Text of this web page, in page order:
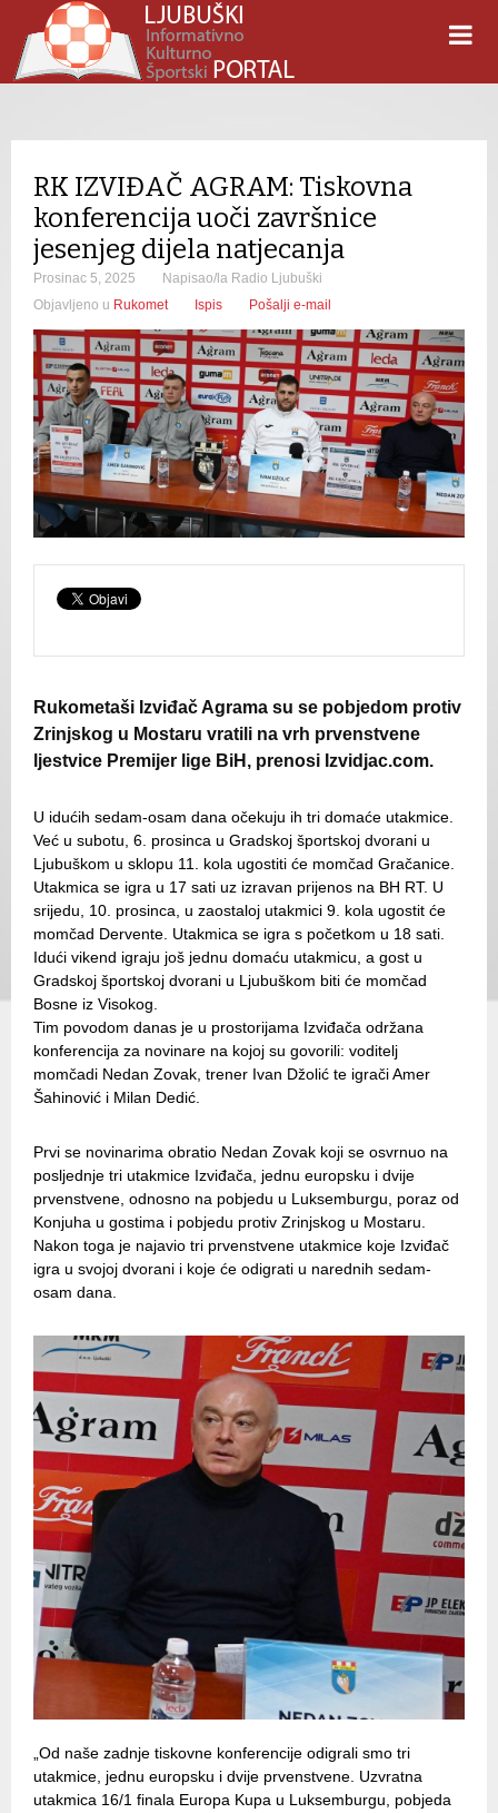
RK IZVIĐAČ AGRAM: Tiskovna
konferencija uoči završnice
jesenjeg dijela natjecanja
Prosinac 5, 2025
Napisao/la Radio Ljubuški
Objavljeno u Rukomet Ispis Pošalji e-mail
Rukometaši Izviđač Agrama su se pobjedom protiv
Zrinjskog u Mostaru vratili na vrh prvenstvene
ljestvice Premijer lige BiH, prenosi Izvidjac.com.
U idućih sedam-osam dana očekuju ih tri domaće utakmice.
Već u subotu, 6. prosinca u Gradskoj športskoj dvorani u
Ljubuškom u sklopu 11. kola ugostiti će momčad Gračanice.
Utakmica se igra u 17 sati uz izravan prijenos na BH RT. U
srijedu, 10. prosinca, u zaostaloj utakmici 9. kola ugostit će
momčad Dervente. Utakmica se igra s početkom u 18 sati.
Idući vikend igraju još jednu domaću utakmicu, a gost u
Gradskoj športskoj dvorani u Ljubuškom biti će momčad
Bosne iz Visokog.
Tim povodom danas je u prostorijama Izviđača održana
konferencija za novinare na kojoj su govorili: voditelj
momčadi Nedan Zovak, trener Ivan Džolić te igrači Amer
Šahinović i Milan Dedić.
Prvi se novinarima obratio Nedan Zovak koji se osvrnuo na
posljednje tri utakmice Izviđača, jednu europsku i dvije
prvenstvene, odnosno na pobjedu u Luksemburgu, poraz od
Konjuha u gostima i pobjedu protiv Zrinjskog u Mostaru.
Nakon toga je najavio tri prvenstvene utakmice koje Izviđač
igra u svojoj dvorani i koje će odigrati u narednih sedam-
osam dana.
„Od naše zadnje tiskovne konferencije odigrali smo tri
utakmice, jednu europsku i dvije prvenstvene. Uzvratna
utakmica 16/1 finala Europa Kupa u Luksemburgu, pobjeda